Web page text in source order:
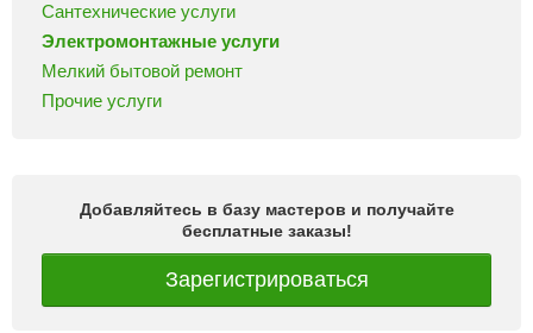
Сантехнические услуги
Электромонтажные услуги
Мелкий бытовой ремонт
Прочие услуги
Добавляйтесь в базу мастеров и получайте
бесплатные заказы!
Зарегистрироваться